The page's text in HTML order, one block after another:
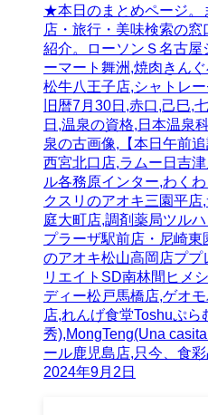
★本日のまとめページ。
店・旅行・美味検索の窓
紹介。ローソンＳ名古屋
ーマート舞洲,焼肉きん
松牛八王子店,シャトレ
旧暦7月30日,赤口,己巳,
日,温泉の資格,日本温泉
泉の古画像,【本日午前
西宮北口店,ラムー日吉
ル各務原インター,わく
クスリのアオキ三園平
庭大町店,調剤薬局ツル
プラーザ駅前店・尼崎東
のアオキ松山高岡店ププ
リエイトSD南林間ヒメ
ディー松戸馬橋店,ゲオ
店,れんげ食堂Toshuぷら
秀),MongTeng(Una
ール鹿児島店,只今、食
2024年9月2日